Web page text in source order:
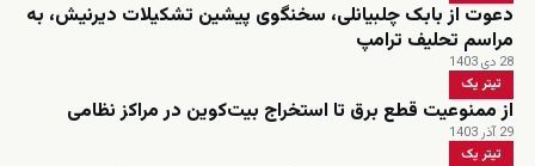
دعوت از بابک چلبیانلی، سخنگوی پیشین تشکیلات دیرنیش، به
مراسم تحلیف ترامپ
28 دی 1403
تیتر یک
از ممنوعیت قطع برق تا استخراج بیت‌کوین در مراکز نظامی
29 آذر 1403
تیتر یک